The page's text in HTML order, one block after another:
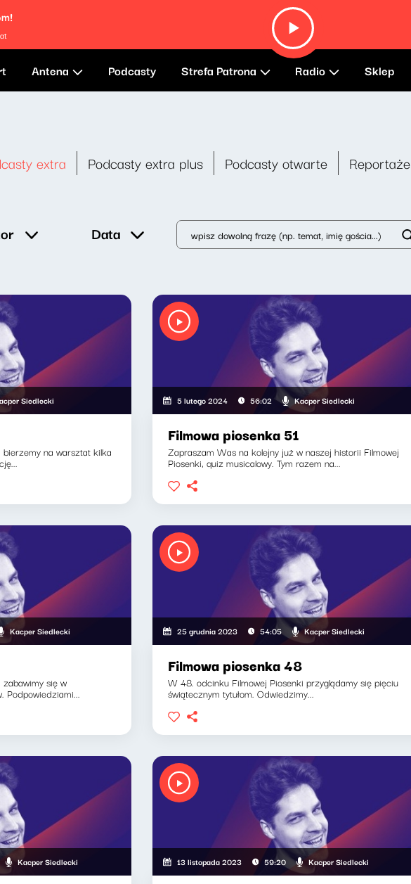
Antena Podcasty Strefa Patrona Radio Sklep
extra Podcasty extra plus Podcasty otwarte Reportaże
Data
Siedlecki
na warsztat kilka
5 lutego 2024 56:02 Kacper Siedlecki
Filmowa piosenka 51
Zapraszam Was na kolejny już w naszej historii Filmowej
Piosenki, quiz musicalowy. Tym razem na...
Kacper Siedlecki
się w
Podpowiedziami...
25 grudnia 2023 54:05 Kacper Siedlecki
Filmowa piosenka 48
W 48. odcinku Filmowej Piosenki przyglądamy się pięciu
świątecznym tytułom. Odwiedzimy...
Kacper Siedlecki 13 listopada 2023 59:20 Kacper Siedlecki